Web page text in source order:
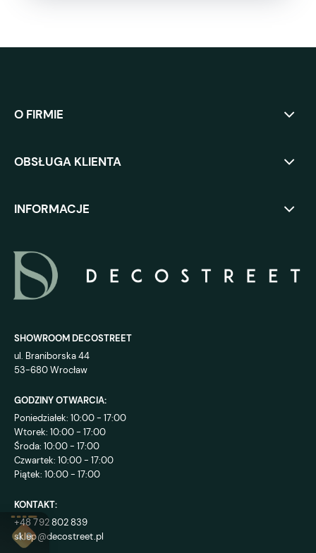
O FIRMIE
OBSŁUGA KLIENTA
INFORMACJE
SHOWROOM DECOSTREET
ul. Braniborska 44
53-680 Wrocław
GODZINY OTWARCIA:
Poniedziałek: 10:00 - 17:00
Wtorek: 10:00 - 17:00
Środa: 10:00 - 17:00
Czwartek: 10:00 - 17:00
Piątek: 10:00 - 17:00
KONTAKT:
+48 792 802 839
sklep@decostreet.pl
4.9